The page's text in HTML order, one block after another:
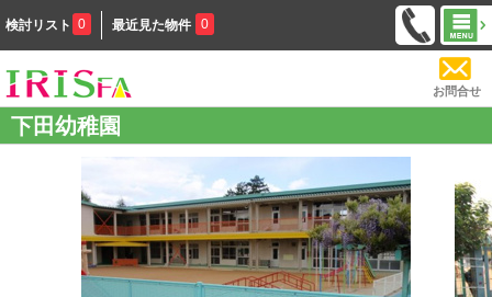
検討リスト 0 最近見た物件 0
お問合せ
下田幼稚園